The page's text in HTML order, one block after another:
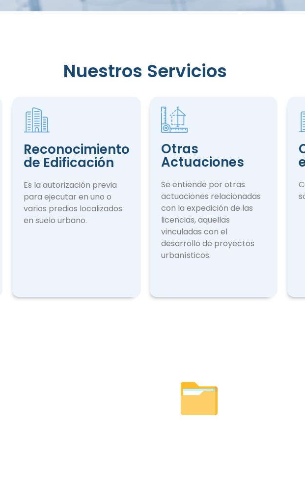
Nuestros Servicios
Reconocimiento
de Edificación
Es la autorización previa
para ejecutar en uno o
varios predios localizados
en suelo urbano.
Otras
Actuaciones
Se entiende por otras
actuaciones rela­cionadas
con la expedición de las
licencias, aquellas
vinculadas con el
desarrollo de proyectos
urbanísticos.